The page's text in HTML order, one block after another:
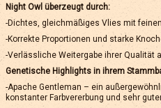
Night Owl überzeugt durch:
-Dichtes, gleichmäßiges Vlies mit
-Korrekte Proportionen und starke
-Verlässliche Weitergabe ihrer Qualität
Genetische Highlights in ihrem
-Apache Gentleman – ein
konstanter Farbvererbung und sehr